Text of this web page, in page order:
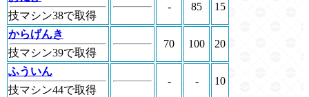
技マシン38で取得
- 85 15
からげんき
技マシン39で取得
70 100 20
ふういん
技マシン44で取得
- - 10